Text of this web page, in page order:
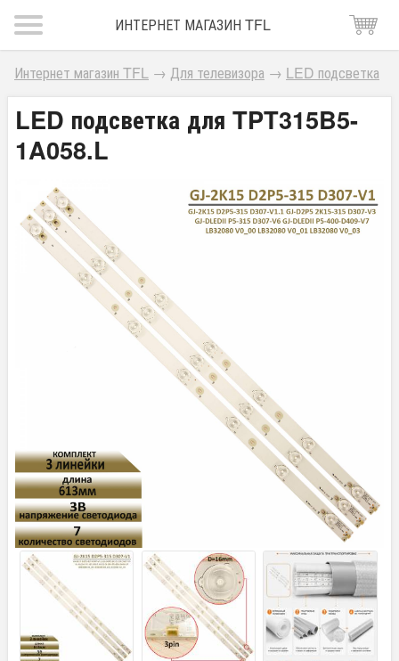
ИНТЕРНЕТ МАГАЗИН TFL
Интернет магазин TFL → Для телевизора → LED подсветка
LED подсветка для TPT315B5-
1A058.L